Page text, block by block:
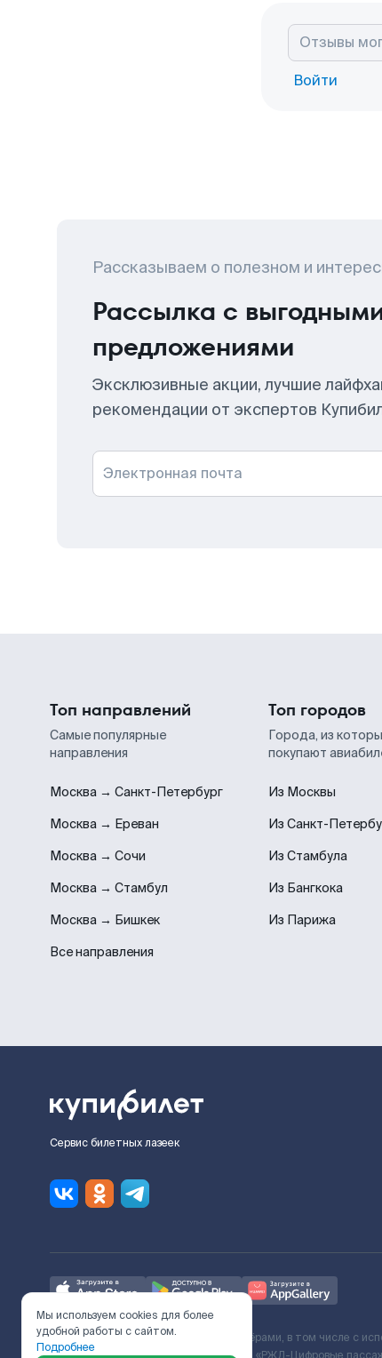
Войти
Рассказываем о полезном и
Рассылка с
предложениями
Эксклюзивные акции, лучшие
рекомендации от экспертов
Электронная почта
Топ направлений
Самые популярные
направления
Москва → Санкт-Петербург
Москва → Ереван
Москва → Сочи
Москва → Стамбул
Москва → Бишкек
Все направления
Топ городов
Города, из
покупают
Из Москвы
Из Санкт-
Из Стамбула
Из Бангкока
Из Парижа
Сервис билетных лазеек
Ж/Д билеты предоставляются партнёрами, в том числе с
Мы используем cookies для более
удобной работы с сайтом.
Подробнее